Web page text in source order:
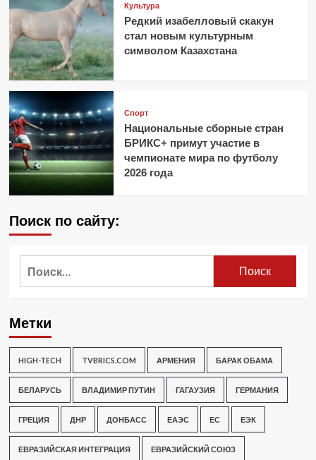
Культура
Редкий изабелловый скакун
стал новым культурным
символом Казахстана
Спорт
Национальные сборные стран
БРИКС+ примут участие в
чемпионате мира по футболу
2026 года
Поиск по сайту:
Метки
HIGH-TECH TVBRICS.COM АРМЕНИЯ БАРАК ОБАМА
БЕЛАРУСЬ ВЛАДИМИР ПУТИН ГАГАУЗИЯ ГЕРМАНИЯ
ГРЕЦИЯ ДНР ДОНБАСС ЕАЭС ЕС ЕЭК
ЕВРАЗИЙСКАЯ ИНТЕГРАЦИЯ ЕВРАЗИЙСКИЙ СОЮЗ